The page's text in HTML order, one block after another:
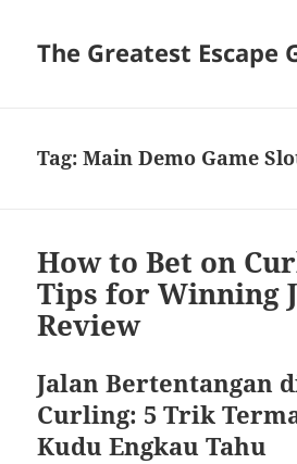
The Greatest Escape
Tag:Main Demo Game
How to Bet on
Tips for Winning
Review
Jalan Bertentangan
Curling: 5 Trik
Kudu Engkau Tahu